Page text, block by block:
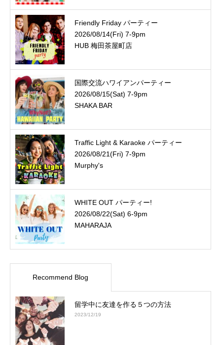
Friendly Friday パーティー
2026/08/14(Fri) 7-9pm
HUB 梅田茶屋町店
国際交流ハワイアンパーティー
2026/08/15(Sat) 7-9pm
SHAKA BAR
Traffic Light & Karaoke パーティー
2026/08/21(Fri) 7-9pm
Murphy's
WHITE OUT パーティー!
2026/08/22(Sat) 6-9pm
MAHARAJA
Recommend Blog
留学中に友達を作る５つの方法
2023/12/19